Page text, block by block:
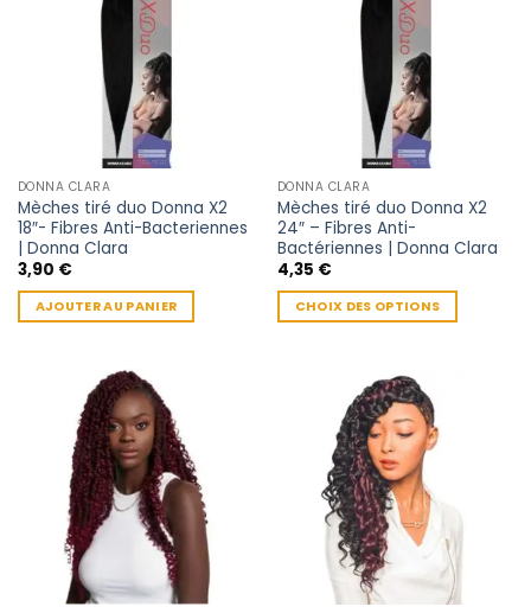
page
du
produit
page
du
produit
DONNA CLARA
Mèches tiré duo Donna X2
18″- Fibres Anti-Bacteriennes
| Donna Clara
3,90 €
AJOUTER AU PANIER
DONNA CLARA
Mèches tiré duo Donna X2
24″ – Fibres Anti-
Bactériennes | Donna Clara
4,35 €
CHOIX DES OPTIONS
plusieurs
variations.
options
peuvent
choisies